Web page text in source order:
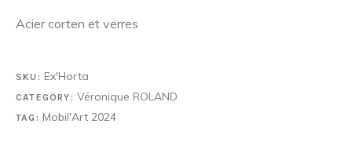
Acier corten et verres
SKU: Ex'Horta
CATEGORY: Véronique ROLAND
TAG: Mobil'Art 2024